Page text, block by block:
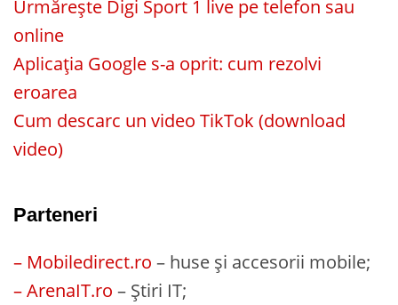
Urmărește Digi Sport 1 live pe telefon sau
online
Aplicația Google s-a oprit: cum rezolvi
eroarea
Cum descarc un video TikTok (download
video)
Parteneri
– Mobiledirect.ro – huse și accesorii mobile;
– ArenaIT.ro – Știri IT;